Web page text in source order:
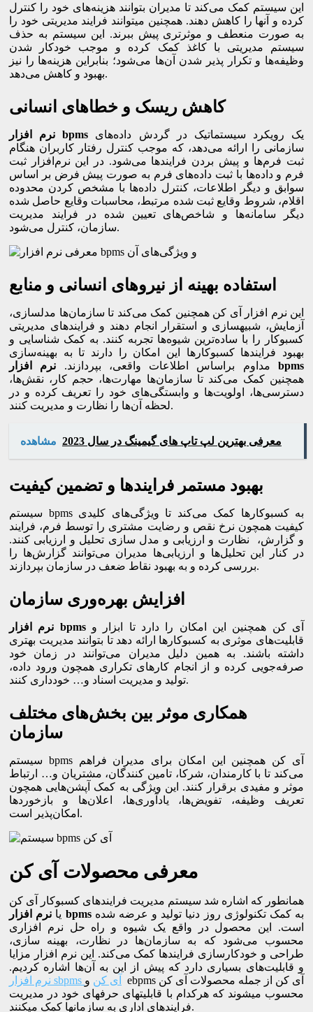
این سیستم کمک می‌کند تا مدیران بتوانند هزینه‌های خود را کنترل
کرده و آنها را کاهش دهند. همچنین می­توانند فرایند مدیریتی خود را
به صورت منعطف و موثرتری پیش ببرند. این سیستم به حذف
سیستم مدیریتی با کاغذ کمک کرده و موجب خودکار شدن
وظیفه‌ها و تکرار پذیر شدن آن‌ها می‌شود؛ بنابراین هزینه‌ها را نیز
بهبود و کاهش می‌دهد.
کاهش ریسک و خطاهای انسانی
نرم افزار bpms
سازمانی را ارائه می‌دهد، که موجب کنترل رفتار کاربران هنگام
ثبت فرم‌ها و پیش بردن فرایندها می‌شود. در این نرم‌افزار ثبت
فرم و داده‌ها با ثبت داده‌های فرم به صورت پیش فرض بر اساس
سوابق و دیگر اطلاعات، کنترل داده‌ها با مشخص کردن محدوده
اقلام، شروط وقایع ثبت شده مرتبط، محاسبات وقایع حاصل شده
دیگر سامانه‌ها و شاخص‌های تعیین شده در فرایند مدیریت
سازمان، کنترل می‌شود.
استفاده بهینه از نیروهای انسانی و منابع
این نرم‌ افزار آی کن همچنین کمک می‌کند تا سازمان‌ها مدل­سازی،
آزمایش، شبیه­سازی و استقرار انجام دهند و فرایندهای مدیریتی
کسب­وکار را با ساده‌ترین شیوه‌ها تجربه کنند. به کمک شناسایی و
بهبود فرایندها کسب­وکارها این امکان را دارند تا به بهینه‌سازی
مداوم براساس اطلاعات واقعی، بپردازند. نرم افزارbpms
همچنین کمک می‌کند تا سازمان‌ها مهارت‌ها، حجم کار، نقش‌ها،
دسترسی‌ها، اولویت‌ها و وابستگی‌های خود را تعریف کرده و در
لحظه آن‌ها را نظارت و مدیریت کنند.
مشاهده معرفی بهترین لپ تاپ های گیمینگ در سال 2023
بهبود مستمر فرایند‌ها و تضمین کیفیت
سیستم bpms به کسب­وکارها کمک می‌کند تا ویژگی‌های کلیدی
کیفیت همچون نرخ نقص و رضایت مشتری را توسط فرم، فرایند
و گزارش، نظارت و ارزیابی و مدل سازی تحلیل و ارزیابی کنند.
در کنار این تحلیل‌ها و ارزیابی‌ها مدیران می‌توانند گزارش‌ها را
بررسی کرده و به بهبود نقاط ضعف در سازمان بپردازند.
افزایش بهره‌وری سازمان
bpmsآی کن همچنین این امکان را دارد تا ابزار و
قابلیت‌های موثری به کسب­وکارها ارائه دهد تا بتوانند مدیریت بهتری
داشته باشند. به همین دلیل مدیران می­‌توانند در زمان خود
صرفه‌جویی کرده و از انجام کارهای تکراری همچون ورود داده،
تولید و مدیریت اسناد و… خودداری کنند.
همکاری موثر بین بخش‌های مختلف
سازمان
سیستم bpms آی کن همچنین این امکان برای مدیران فراهم
می‌کند تا با کارمندان، شرکا، تامین کنندگان، مشتریان و… ارتباط
موثر و مفیدی برقرار کنند. این ویژگی به کمک آپشن‌هایی همچون
تعریف وظیفه، تفویض‌ها، یادآوری‌ها، اعلان‌ها و بازخوردها
امکان‌پذیر است.
معرفی محصولات آی کن
همان­طور که اشاره شد سیستم مدیریت فرایندهای کسب­وکار آی کن
یا bpmsبه کمک تکنولوژی روز دنیا تولید و عرضه شده
است.‌ این محصول در واقع یک شیوه و راه حل نرم ‌افزاری
محسوب می‌شود که به سازمان‌ها در نظارت، بهینه سازی،
طراحی و خودکارسازی فرایندها کمک می‌کند. این نرم ‌افزار مزایا
و قابلیت‌های بسیاری دارد که پیش از این به آن‌ها اشاره کردیم.
نرم ‌افزار sbpms آی کن و ebpms آی کن از جمله محصولات آی کن
محسوب می­شوند که هرکدام با قابلیت­های حرفه­ای خود در مدیریت
فرایندهای اداری به سازمان­ها کمک می­کنند.